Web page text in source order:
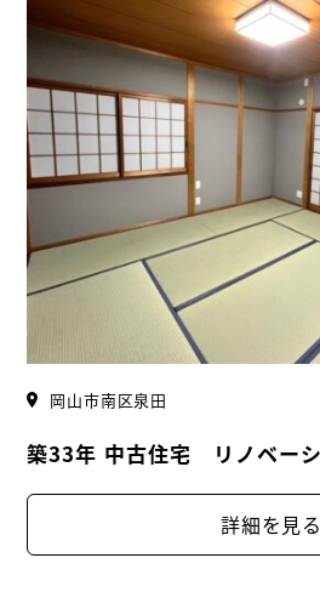
岡山市南区泉田
築33年 中古住宅 リノベー
詳細を見る